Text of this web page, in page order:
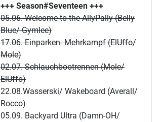
+++ Season#Seventeen +++
05.06. Welcome to the AllyPally (Belly
Blue/ Gymlee)
17.06. Einparken- Mehrkampf (ElUffo/
Mole)
02.07. Schlauchbootrennen (Mole/
ElUffo)
22.08.Wasserski/ Wakeboard (Averall/
Rocco)
05.09. Backyard Ultra (Damn-OH/